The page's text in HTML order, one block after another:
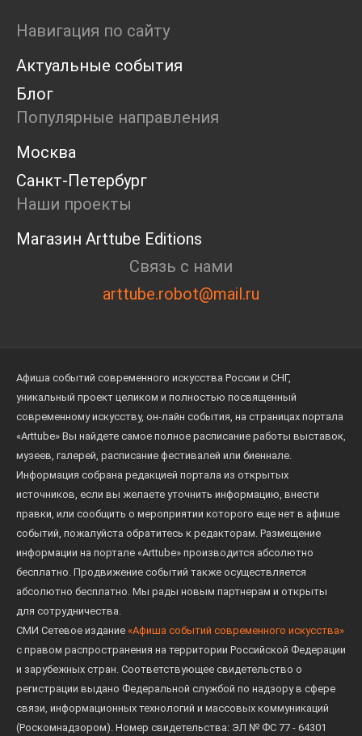
Ярмарка
Open call
Экскурсия
Дискуссия
Cosmoscow 2024
Blazar 2024
Встречи
Круглый стол
Навигация по сайту
Актуальные события
Блог
Популярные направления
Москва
Санкт-Петербург
Наши проекты
Магазин Arttube Editions
Связь с нами
arttube.robot@mail.ru
Афиша событий современного искусства России и СНГ,
уникальный проект целиком и полностью посвященный
современному искусству, он-лайн события, на страницах портала
«Arttube» Вы найдете самое полное расписание работы выставок,
музеев, галерей, расписание фестивалей или биеннале.
Информация собрана редакцией портала из открытых
источников, если вы желаете уточнить информацию, внести
правки, или сообщить о мероприятии которого еще нет в афише
событий, пожалуйста обратитесь к редакторам. Размещение
информации на портале «Arttube» производится абсолютно
бесплатно. Продвижение событий также осуществляется
абсолютно бесплатно. Мы рады новым партнерам и открыты
для сотрудничества.
СМИ Сетевое издание «Афиша событий современного искусства»
с правом распространения на территории Российской Федерации
и зарубежных стран. Соответствующее свидетельство о
регистрации выдано Федеральной службой по надзору в сфере
связи, информационных технологий и массовых коммуникаций
(Роскомнадзором). Номер свидетельства: ЭЛ № ФС 77 - 64301